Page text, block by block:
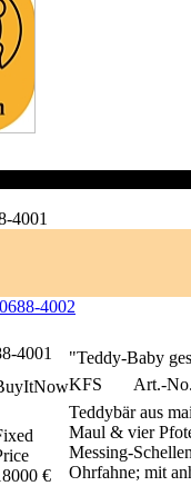
4001
88-4002
4001
"Teddy-Baby
KFS
Art.-
Teddybär aus
Maul & vier
Messing-
Ohrfahne; mit
€